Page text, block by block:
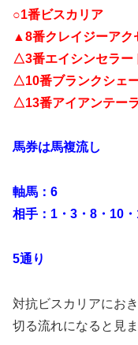
○1番ビスカリア
▲8番クレイジーアク
△3番エイシンセラー
△10番ブランクシェ
△13番アイアンテー
馬券は馬複流し
軸馬：6
相手：1・3・8・10
5通り
対抗ビスカリアにお
切る流れになると見ま